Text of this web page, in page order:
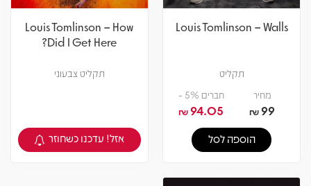
Louis Tomlinson – Walls
תקליט
מחיר
99
₪
חברים 5% -
94.05
₪
הוספה לסל
Louis Tomlinson – How
Did I Get Here?
תקליט צבעוני
צפיה במוצר
אזל! עדכנו כשחוזר